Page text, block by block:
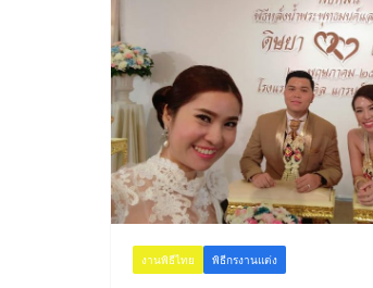
งานพิธีไทย พิธีกรงานแต่ง